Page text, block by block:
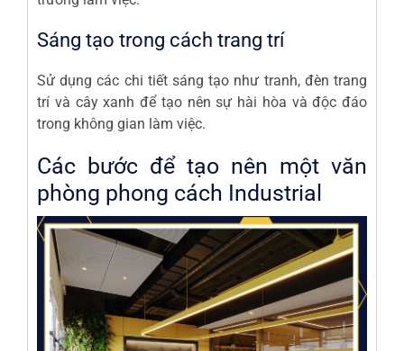
Sáng tạo trong cách trang trí
Sử dụng các chi tiết sáng tạo như tranh, đèn trang
trí và cây xanh để tạo nên sự hài hòa và độc đáo
trong không gian làm việc.
Các bước để tạo nên một văn
phòng phong cách Industrial